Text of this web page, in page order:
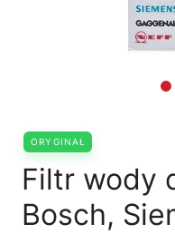
ORYGINAŁ
Filtr wody
Bosch,
Jak kupić w sklepie?
Reklamacja naprawy